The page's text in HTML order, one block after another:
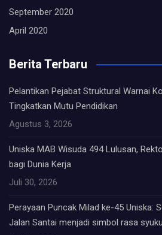
September 2020
April 2020
Berita Terbaru
Pelantikan Pejabat Struktural Warnai
Tingkatkan Mutu Pendidikan
Agustus 3, 2026
Uniska MAB Wisuda 494 Lulusan,
bagi Dunia Kerja
Juli 30, 2026
Perayaan Puncak Milad ke-45 Uniska:
Jalan Santai menjadi simbol rasa